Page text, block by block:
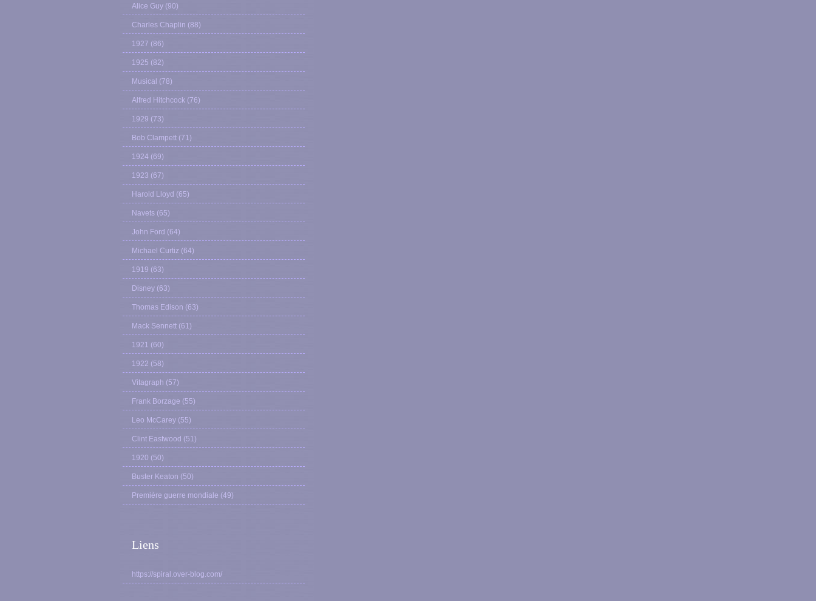
Alice Guy (90)
Charles Chaplin (88)
1927 (86)
1925 (82)
Musical (78)
Alfred Hitchcock (76)
1929 (73)
Bob Clampett (71)
1924 (69)
1923 (67)
Harold Lloyd (65)
Navets (65)
John Ford (64)
Michael Curtiz (64)
1919 (63)
Disney (63)
Thomas Edison (63)
Mack Sennett (61)
1921 (60)
1922 (58)
Vitagraph (57)
Frank Borzage (55)
Leo McCarey (55)
Clint Eastwood (51)
1920 (50)
Buster Keaton (50)
Première guerre mondiale (49)
Liens
https://spiral.over-blog.com/